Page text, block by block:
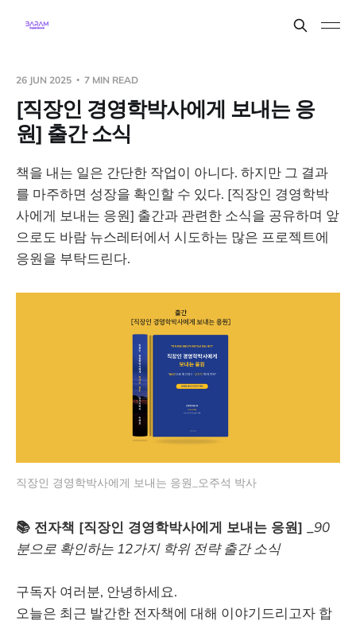
26 JUN 2025 7 MIN READ
[직장인 경영학박사에게 보내는 응
원] 출간 소식
책을 내는 일은 간단한 작업이 아니다. 하지만 그 결과
를 마주하면 성장을 확인할 수 있다. [직장인 경영학박
사에게 보내는 응원] 출간과 관련한 소식을 공유하며 앞
으로도 바람 뉴스레터에서 시도하는 많은 프로젝트에
응원을 부탁드린다.
직장인 경영학박사에게 보내는 응원_오주석 박사
📚 전자책 [직장인 경영학박사에게 보내는 응원] _ 90
분으로 확인하는 12가지 학위 전략 출간 소식
구독자 여러분, 안녕하세요.
오늘은 최근 발간한 전자책에 대해 이야기드리고자 합